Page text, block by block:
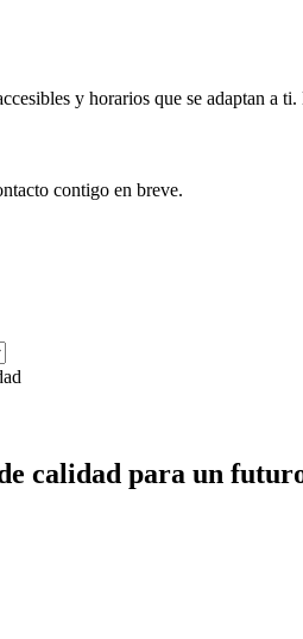
y horarios que se adaptan a
contigo en breve.
calidad para un